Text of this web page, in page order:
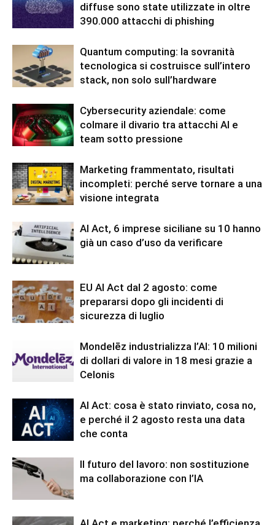
diffuse sono state utilizzate in oltre
390.000 attacchi di phishing
Quantum computing: la sovranità
tecnologica si costruisce sull’intero
stack, non solo sull’hardware
Cybersecurity aziendale: come
colmare il divario tra attacchi AI e
team sotto pressione
Marketing frammentato, risultati
incompleti: perché serve tornare a una
visione integrata
AI Act, 6 imprese siciliane su 10 hanno
già un caso d’uso da verificare
EU AI Act dal 2 agosto: come
prepararsi dopo gli incidenti di
sicurezza di luglio
Mondelēz industrializza l’AI: 10 milioni
di dollari di valore in 18 mesi grazie a
Celonis
AI Act: cosa è stato rinviato, cosa no,
e perché il 2 agosto resta una data
che conta
Il futuro del lavoro: non sostituzione
ma collaborazione con l’IA